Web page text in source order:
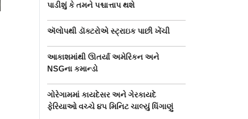
પાડીશું કે તમને પશ્ચાત્તાપ થશે
ઍલોપથી ડૉક્ટરોએ સ્ટ્રાઇક પાછી ખેંચી
આકાશમાંથી ઊતર્યા અમેરિકન અને
NSGના કમાન્ડો
ગોરેગામમાં કાયદેસર અને ગેરકાયદે
ફેરિયાઓ વચ્ચે ૪૫ મિનિટ ચાલ્યું ધિંગાણું